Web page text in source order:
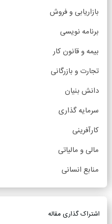
بازاریابی و فروش
برنامه نویسی
بیمه و قانون کار
تجارت و بازرگانی
دانش بنیان
سرمایه گذاری
کارآفرینی
مالی و مالیاتی
منابع انسانی
اشتراک گذاری مقاله